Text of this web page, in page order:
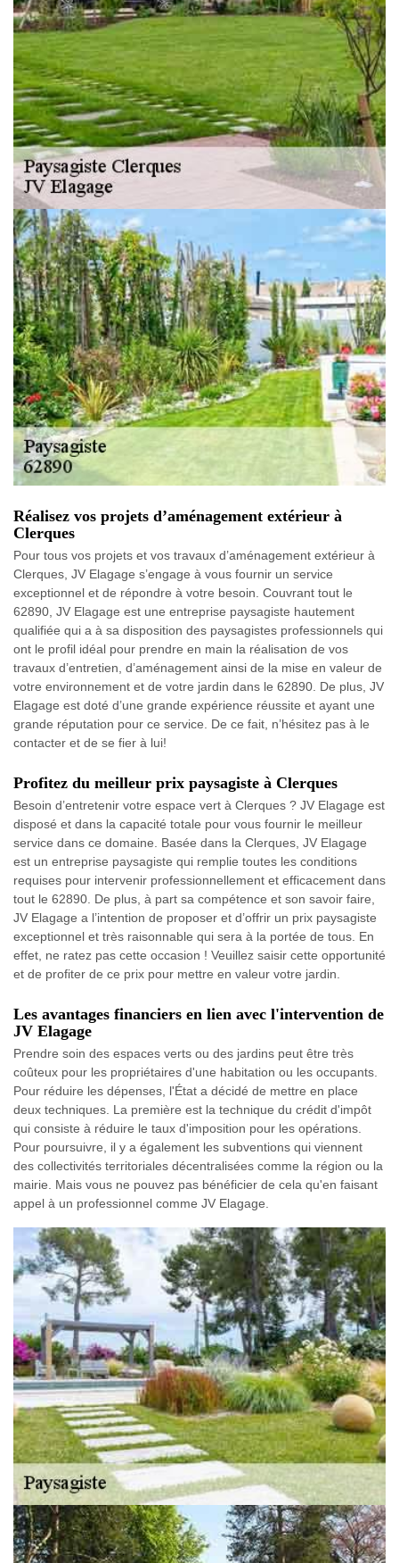
Réalisez vos projets d’aménagement extérieur à
Clerques
Pour tous vos projets et vos travaux d’aménagement extérieur à
Clerques, JV Elagage s’engage à vous fournir un service
exceptionnel et de répondre à votre besoin. Couvrant tout le
62890, JV Elagage est une entreprise paysagiste hautement
qualifiée qui a à sa disposition des paysagistes professionnels qui
ont le profil idéal pour prendre en main la réalisation de vos
travaux d’entretien, d’aménagement ainsi de la mise en valeur de
votre environnement et de votre jardin dans le 62890. De plus, JV
Elagage est doté d’une grande expérience réussite et ayant une
grande réputation pour ce service. De ce fait, n’hésitez pas à le
contacter et de se fier à lui!
Profitez du meilleur prix paysagiste à Clerques
Besoin d’entretenir votre espace vert à Clerques ? JV Elagage est
disposé et dans la capacité totale pour vous fournir le meilleur
service dans ce domaine. Basée dans la Clerques, JV Elagage
est un entreprise paysagiste qui remplie toutes les conditions
requises pour intervenir professionnellement et efficacement dans
tout le 62890. De plus, à part sa compétence et son savoir faire,
JV Elagage a l’intention de proposer et d’offrir un prix paysagiste
exceptionnel et très raisonnable qui sera à la portée de tous. En
effet, ne ratez pas cette occasion ! Veuillez saisir cette opportunité
et de profiter de ce prix pour mettre en valeur votre jardin.
Les avantages financiers en lien avec l'intervention de
JV Elagage
Prendre soin des espaces verts ou des jardins peut être très
coûteux pour les propriétaires d'une habitation ou les occupants.
Pour réduire les dépenses, l'État a décidé de mettre en place
deux techniques. La première est la technique du crédit d'impôt
qui consiste à réduire le taux d'imposition pour les opérations.
Pour poursuivre, il y a également les subventions qui viennent
des collectivités territoriales décentralisées comme la région ou la
mairie. Mais vous ne pouvez pas bénéficier de cela qu'en faisant
appel à un professionnel comme JV Elagage.